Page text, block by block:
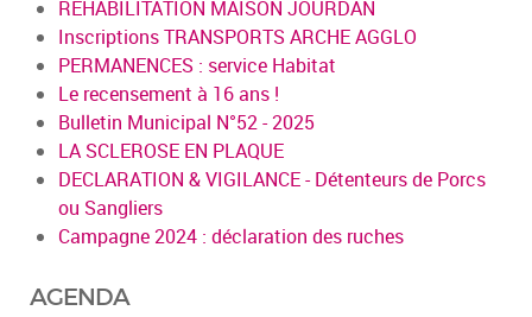
REHABILITATION MAISON JOURDAN
Inscriptions TRANSPORTS ARCHE AGGLO
PERMANENCES : service Habitat
Le recensement à 16 ans !
Bulletin Municipal N°52 - 2025
LA SCLEROSE EN PLAQUE
DECLARATION & VIGILANCE - Détenteurs de Porcs
ou Sangliers
Campagne 2024 : déclaration des ruches
AGENDA